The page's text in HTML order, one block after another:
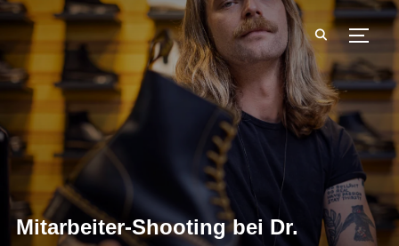
Mitarbeiter-Shooting bei Dr.